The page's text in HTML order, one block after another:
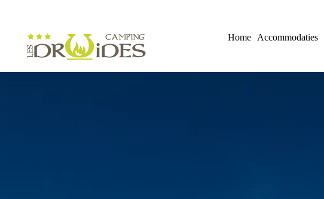
Home Accommodaties